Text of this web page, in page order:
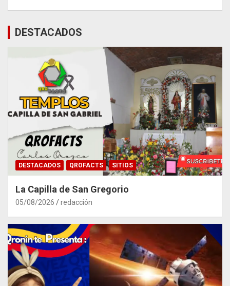
DESTACADOS
DESTACADOS QROFACTS SITIOS
La Capilla de San Gregorio
05/08/2026 redacción